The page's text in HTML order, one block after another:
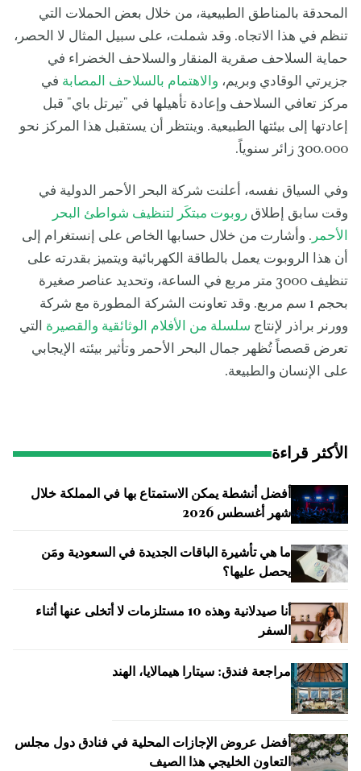
المحدقة بالمناطق الطبيعية، من خلال بعض الحملات التي
تنظم في هذا الاتجاه. وقد شملت، على سبيل المثال لا الحصر،
حماية السلاحف صقرية المنقار والسلاحف الخضراء في
جزيرتي الوقادي وبريم، والاهتمام بالسلاحف المصابة في
مركز تعافي السلاحف وإعادة تأهيلها في "تيرتل باي" قبل
إعادتها إلى بيئتها الطبيعية. وينتظر أن يستقبل هذا المركز نحو
300.000 زائر سنوياً.
وفي السياق نفسه، أعلنت شركة البحر الأحمر الدولية في
وقت سابق إطلاق روبوت مبتكَر لتنظيف شواطئ البحر
الأحمر . وأشارت من خلال حسابها الخاص على إنستغرام إلى
أن هذا الروبوت يعمل بالطاقة الكهربائية ويتميز بقدرته على
تنظيف 3000 متر مربع في الساعة، وتحديد عناصر صغيرة
بحجم 1 سم مربع. وقد تعاونت الشركة المطورة مع شركة
وورنر براذر لإنتاج سلسلة من الأفلام الوثائقية والقصيرة التي
تعرض قصصاً تُظهر جمال البحر الأحمر وتأثير بيئته الإيجابي
على الإنسان والطبيعة.
الأكثر قراءة
أفضل أنشطة يمكن الاستمتاع بها في المملكة خلال
شهر أغسطس 2026
ما هي تأشيرة الباقات الجديدة في السعودية ومَن
يحصل عليها؟
أنا صيدلانية وهذه 10 مستلزمات لا أتخلى عنها أثناء
السفر
مراجعة فندق: سيتارا هيمالايا، الهند
أفضل عروض الإجازات المحلية في فنادق دول مجلس
التعاون الخليجي هذا الصيف